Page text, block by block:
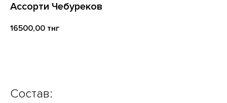
Ассорти Чебуреков
16500,00 тнг
Состав: